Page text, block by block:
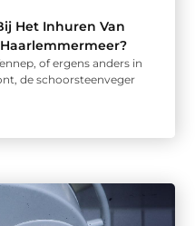
Het Inhuren Van
of ergens anders in
de schoorsteenveger